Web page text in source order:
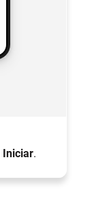
Iniciar.